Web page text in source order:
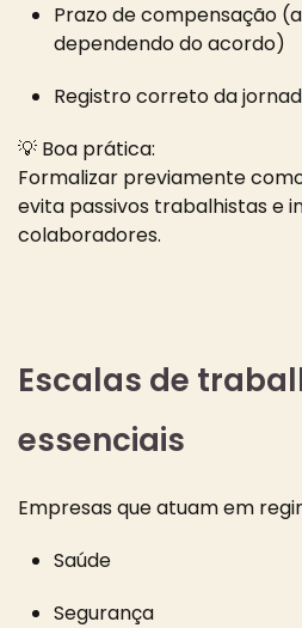
Prazo de compensação
dependendo do acordo)
Registro correto da
💡 Boa prática:
Formalizar previamente
evita passivos trabalhistas e
colaboradores.
Escalas de
essenciais
Empresas que atuam em
Saúde
Segurança